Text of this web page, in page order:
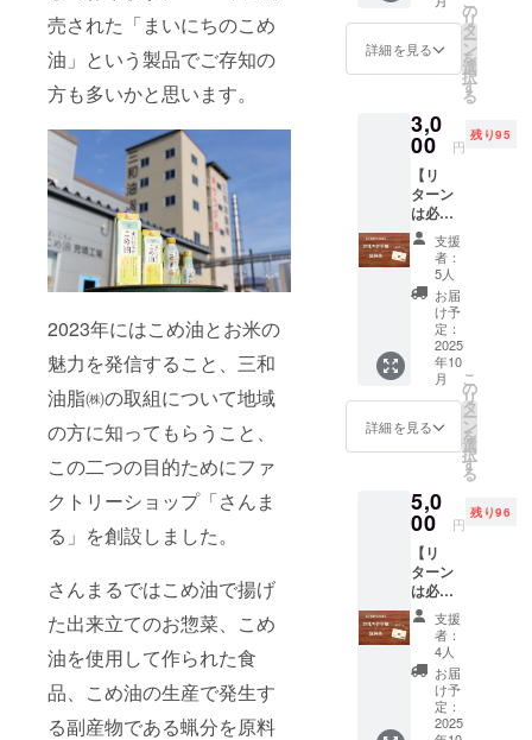
売された「まいにちのこめ
油」という製品でご存知の
方も多いかと思います。
2023年にはこめ油とお米の
魅力を発信すること、三和
油脂㈱の取組について地域
の方に知ってもらうこと、
この二つの目的ためにファ
クトリーショップ「さんま
る」を創設しました。
さんまるではこめ油で揚げ
た出来立てのお惣菜、こめ
油を使用して作られた食
品、こめ油の生産で発生す
る副産物である蝋分を原料
内容か
ら選択
できま
ルゲン
28品目
不使用
食品へ
の取組
につい
て三和
油脂㈱
を応援
してい
す！」
２「〇
〇は米
の消費
の取組
につい
を応援
してい
ま
す！」
◎支援
時、備
考欄に
「社名
または
団体
名」と
ご希望
道路に
面した
ウッド
に2週間
し、 あ
わせて
撮影し
た写真
を公式
インス
タグラ
ムにて
投稿し
ます。
メッ
セージ
内容は
以下の
内容か
ら選択
できま
ルゲン
28品目
不使用
食品へ
の取組
につい
て三和
油脂㈱
を応援
してい
す！」
２「〇
油試供
品】 感
謝の気
持ちを
こめた
と三和
油脂㈱
の圧搾
こめ油
コメー
ユの試
供品小
袋５ｇ
入り５
包を送
りま
す。 圧
搾こめ
油コ
メーユ
は、米
ぬかか
る方法
で搾油
し、 水
蒸気を
通すこ
とで不
純物を
取り除
き精製
したこ
め油で
す。 圧
搾こめ
詳細を見る
の
リ
タ
ー
ン
を
選
択
す
る
3,0
00 円
残り95
【リ
ターン
は必要
ないけ
ど応援
したい
方向け
★お礼
のお手
紙と圧
搾こめ
油試供
品】 感
謝の気
持ちを
こめた
と三和
油脂㈱
の圧搾
こめ油
コメー
ユの試
供品小
袋５ｇ
入り５
包を送
りま
す。 圧
搾こめ
支援
者：
5人
お届
け予
定：
2025
年10
月
詳細を見る
こ
の
リ
タ
ー
ン
を
選
択
す
る
5,0
00 円
残り96
【リ
ターン
は必要
ないけ
ど応援
したい
方向け
★お礼
のお手
紙と圧
支援
者：
4人
お届
け予
定：
2025